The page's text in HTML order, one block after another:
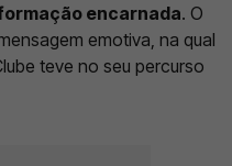
encarnada. O
emotiva, na qual
teve no seu percurso